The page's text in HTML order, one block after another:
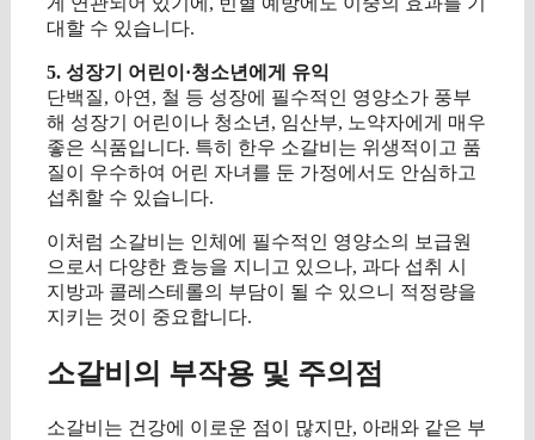
대할 수 있습니다.
5. 성장기 어린이·청소년에게 유익
단백질, 아연, 철 등 성장에 필수적인 영양소가 풍부
해 성장기 어린이나 청소년, 임산부, 노약자에게 매우
좋은 식품입니다. 특히 한우 소갈비는 위생적이고 품
질이 우수하여 어린 자녀를 둔 가정에서도 안심하고
섭취할 수 있습니다.
이처럼 소갈비는 인체에 필수적인 영양소의 보급원
으로서 다양한 효능을 지니고 있으나, 과다 섭취 시
지방과 콜레스테롤의 부담이 될 수 있으니 적정량을
지키는 것이 중요합니다.
소갈비의 부작용 및 주의점
소갈비는 건강에 이로운 점이 많지만, 아래와 같은 부